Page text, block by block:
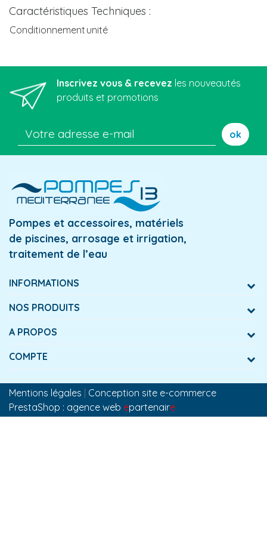
Caractéristiques Techniques :
Conditionnement unité
Inscrivez vous & recevez les nouveautés
produits et promotions
ok
Pompes et accessoires, matériels
de piscines, arrosage et irrigation,
traitement de l’eau
INFORMATIONS
NOS PRODUITS
A PROPOS
COMPTE
Mentions légales
Conception site e-commerce
PrestaShop : agence web epartenaire